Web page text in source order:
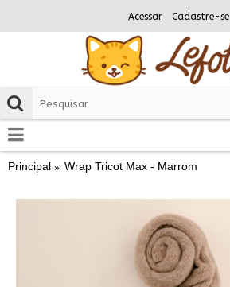
Acessar Cadastre-se
Principal Wrap Tricot Max - Marrom